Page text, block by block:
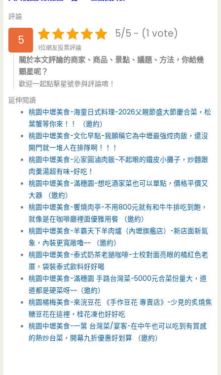
評論
5 5/5 - (1 vote)
1位網友投票評論
關於本文評論的商家、商品、景點、議題、方法，你給幾
顆星呢？
歡迎一起點擊星號參與評論唷！
延伸閱讀
桃園中壢美食-海童日式料理-2026父親節盛大節慶合菜，松
葉蟹等你來！！ （邀約）
桃園中壢美食-文化早點-我願稱它為中壢最強焢肉飯，還沒
開門就一堆人在排隊啊！！！
桃園中壢美食-沁家圓滷肉飯-不起眼的鐵皮小攤子，炒麵跟
肉羹湯超有味~好吃！
桃園中壢美食-滿穗園-想吃酒家菜也可以單點，價格平價又
大器 （邀約）
桃園中壢美食-饗燒肉亭-不用800元就有和牛牛排吃到飽，
就像是在咖啡廳裡面優雅用餐 （邀約）
桃園中壢美食-羊霸天下羊肉爐（內壢旗艦店）-新店面新氣
象，內裝更寬敞嚕~~ （邀約）
桃園中壢美食-泰式奶茶老撾咖啡-士校對面亮眼的橘紅色老
厝，袋裝泰式飲料好好喝
桃園中壢美食-滿穗園 手路台灣菜-5000元合菜份量大，道
道都是硬菜呀~~（邀約）
桃園楊梅美食-來浣豆花 《手作豆花 專賣店》-少見的炙燒焦
糖豆花在這裡，桂花凍也好好吃
桃園中壢美食-一葉 台灣菜/宴客-在中午也可以吃到有質感
的熱炒台菜，開幕九折優惠好划算 （邀約）